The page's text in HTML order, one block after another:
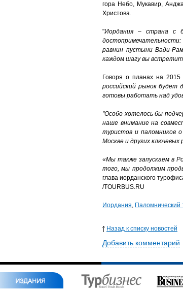
гора Небо, Мукавир,
Христова.
"Иордания – страна с
достопримечательности:
равнин пустыни Вади-Рам
каждом шагу вы
Говоря о планах на 2015
российский рынок будет
готовы работать над
"Особо хотелось бы
наше внимание на
туристов и паломников
Москве и других ключевых
«Мы также запускаем в
того,мы продолжим
глава иорданского
/TOURBUS.RU
Иордания, Паломнический
Назад к списку новостей
Добавить комментарий